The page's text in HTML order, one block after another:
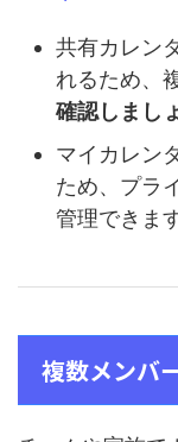
共有カレン
れるため、
確認しまし
マイカレン
ため、プラ
管理できます
複数メンバ